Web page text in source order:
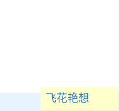
飞花艳想